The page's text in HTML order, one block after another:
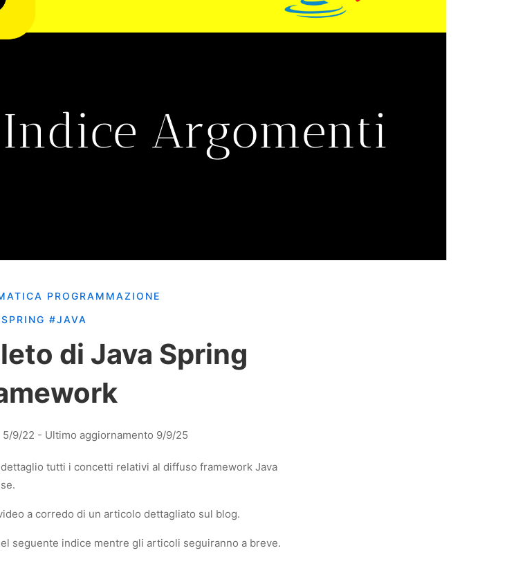
PROGRAMMAZIONE
#JAVA
di Java Spring
5/9/22 - Ultimo aggiornamento 9/9/25
tutti i concetti relativi al diffuso framework Java
a corredo di un articolo dettagliato sul blog.
seguente indice mentre gli articoli seguiranno a breve.